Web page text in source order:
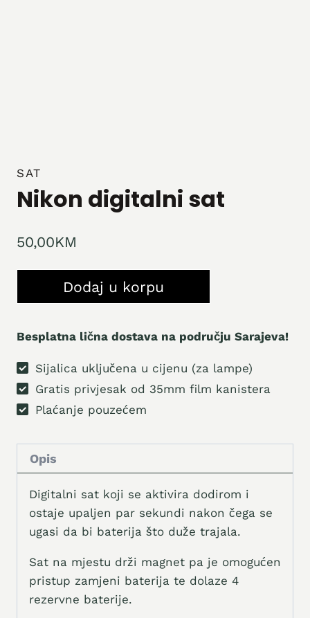
SAT
Nikon digitalni sat
50,00KM
količina
Dodaj u korpu
Besplatna lična dostava na području Sarajeva!
Sijalica uključena u cijenu (za lampe)
Gratis privjesak od 35mm film kanistera
Plaćanje pouzećem
Opis
Digitalni sat koji se aktivira dodirom i
ostaje upaljen par sekundi nakon čega se
ugasi da bi baterija što duže trajala.
Sat na mjestu drži magnet pa je omogućen
pristup zamjeni baterija te dolaze 4
rezervne baterije.